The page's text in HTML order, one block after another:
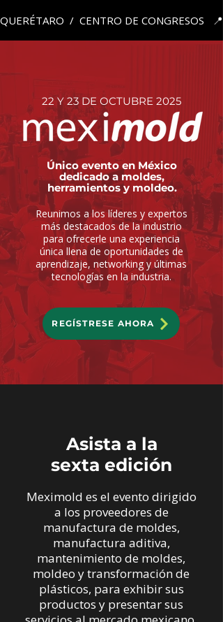
QUERÉTARO  /  CENTRO DE CONGRESOS   📍
22 Y 23 DE OCTUBRE 2025
Único evento en México
dedicado a moldes,
herramientos y moldeo.
Reunimos a los líderes y expertos
más destacados de la industrio
para ofrecerle una experiencia
única llena de oportunidades de
aprendizaje, networking y últimas
tecnologías en la industria.
REGÍSTRESE AHORA
Asista a la
sexta edición
Meximold es el evento dirigido
a los proveedores de
manufactura de moldes,
manufactura aditiva,
mantenimiento de moldes,
moldeo y transformación de
plásticos, para exhibir sus
productos y presentar sus